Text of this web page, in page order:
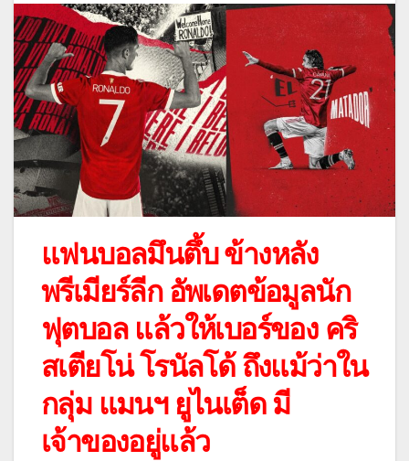
แฟนบอลมึนตึ้บ ข้างหลัง
พรีเมียร์ลีก อัพเดตข้อมูลนัก
ฟุตบอล แล้วให้เบอร์ของ คริ
สเตียโน่ โรนัลโด้ ถึงแม้ว่าใน
กลุ่ม แมนฯ ยูไนเต็ด มี
เจ้าของอยู่แล้ว